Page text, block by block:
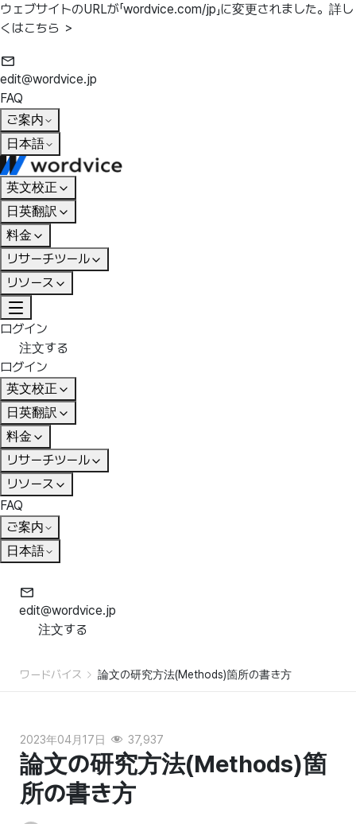
ウェブサイトのURLが「wordvice.com/jp」に変更されました。 詳し
くはこちら ＞
edit@wordvice.jp
FAQ
ご案内
日本語
英文校正
日英翻訳
料金
リサーチツール
リソース
ログイン
注文する
ログイン
英文校正
日英翻訳
料金
リサーチツール
リソース
FAQ
ご案内
日本語
edit@wordvice.jp
注文する
ワードバイス 論文の研究方法(Methods)箇所の書き方
2023年04月17日 37,937
論文の研究方法(Methods)箇
所の書き方